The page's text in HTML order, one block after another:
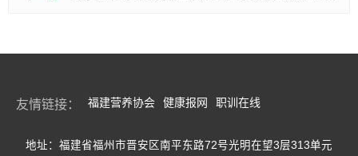
友情链接： 福建营养协会 健康报网 职训在线
地址：福建省福州市晋安区南平东路72号光明在望3层313单元